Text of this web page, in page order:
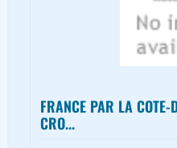
FRANCE PAR LA
CRO...